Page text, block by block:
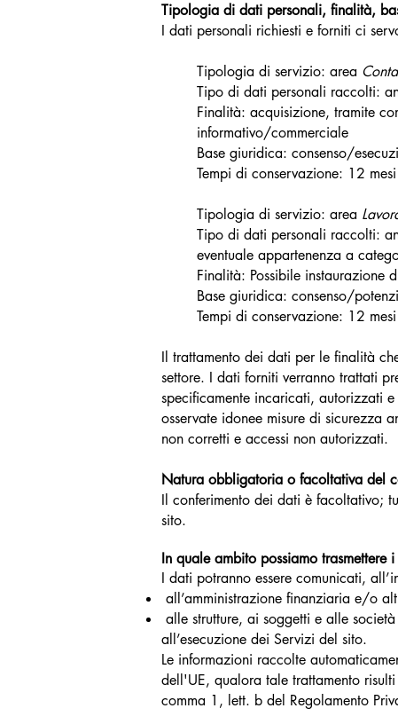
Tipologia di dati personali, finalità,
I dati personali richiesti e forniti ci
Tipologia di servizio: area
Tipo di dati personali raccolti:
Finalità: acquisizione, tramite
informativo/commerciale
Base giuridica: consenso/
Tempi di conservazione: 12
Tipologia di servizio: area
Tipo di dati personali raccolti:
eventuale appartenenza a
Finalità: Possibile instaurazione
Base giuridica: consenso/
Tempi di conservazione: 12 mesi
Il trattamento dei dati per le finalità
settore. I dati forniti verranno trattati
specificamente incaricati, autorizzati
osservate idonee misure di sicurezza
non corretti e accessi non autorizzati.
Natura obbligatoria o facoltativa del
Il conferimento dei dati è facoltativo;
sito.
In quale ambito possiamo trasmettere
I dati potranno essere comunicati,
all’amministrazione finanziaria e/o
alle strutture, ai soggetti e alle
all’esecuzione dei Servizi del sito.
Le informazioni raccolte
dell'UE, qualora tale trattamento
comma 1, lett. b del Regolamento